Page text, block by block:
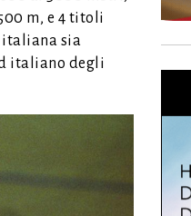
m, e 4 titoli
italiana sia
italiano degli